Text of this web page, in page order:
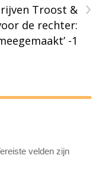
›
Troost &
de rechter:
-1
velden zijn